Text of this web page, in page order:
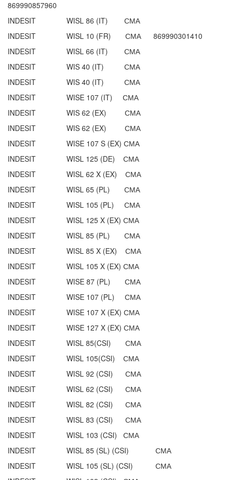
869990857960
INDESIT WISL 86 (IT) СМА
INDESIT WISL 10 (FR) СМА 869990301410
INDESIT WISL 66 (IT) СМА
INDESIT WIS 40 (IT) СМА
INDESIT WIS 40 (IT) СМА
INDESIT WISE 107 (IT) СМА
INDESIT WIS 62 (EX) СМА
INDESIT WIS 62 (EX) СМА
INDESIT WISE 107 S (EX) СМА
INDESIT WISL 125 (DE) СМА
INDESIT WISL 62 X (EX) СМА
INDESIT WISL 65 (PL) СМА
INDESIT WISL 105 (PL) СМА
INDESIT WISL 125 X (EX) СМА
INDESIT WISL 85 (PL) СМА
INDESIT WISL 85 X (EX) СМА
INDESIT WISL 105 X (EX) СМА
INDESIT WISE 87 (PL) СМА
INDESIT WISE 107 (PL) СМА
INDESIT WISE 107 X (EX) СМА
INDESIT WISE 127 X (EX) СМА
INDESIT WISL 85(CSI) СМА
INDESIT WISL 105(CSI) СМА
INDESIT WISL 92 (CSI) СМА
INDESIT WISL 62 (CSI) СМА
INDESIT WISL 82 (CSI) СМА
INDESIT WISL 83 (CSI) СМА
INDESIT WISL 103 (CSI) СМА
INDESIT WISL 85 (SL) (CSI) СМА
INDESIT WISL 105 (SL) (CSI) СМА